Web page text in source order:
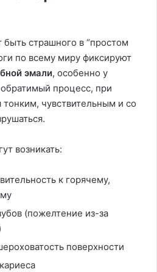
страшного в “простом
по всему миру фиксируют
эмали, особенно у
процесс, при
тонким, чувствительным и со
возникать:
к горячему,
(пожелтение из-за
поверхности